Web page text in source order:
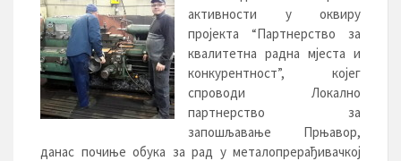
активности у оквиру
пројекта “Партнерство за
квалитетна радна мјеста и
конкурентност”, којег
спроводи Локално
партнерство за
запошљавање Прњавор,
данас почиње обука за рад у металопрерађивачкој